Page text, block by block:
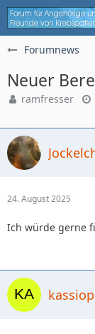
Forumnews
Neuer
ramfresser
24. August 2025
Ich würde gerne